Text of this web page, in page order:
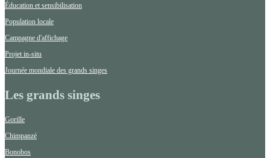
Éducation et sensibilisation
Population locale
Campagne d'affichage
Projet in-situ
Journée mondiale des grands singes
Les grands singes
Gorille
Chimpanzé
Bonobos